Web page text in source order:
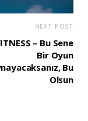
NEXT POST
– Bu Sene
Bir Oyun
Bu
Olsun